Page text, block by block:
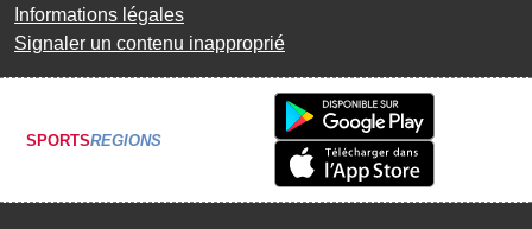
Informations légales
Signaler un contenu inapproprié
SPORTSREGIONS